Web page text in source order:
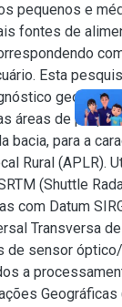
pequenos e
fontes de
Esta
áreas de
bacia, para a
Rural (APLR).
(Shuttle
com Datum
Transversa
de sensor
a
Geográficas